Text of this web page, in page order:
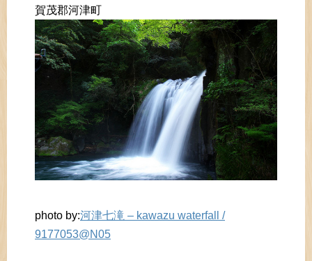
賀茂郡河津町
photo by:河津七滝 – kawazu waterfall /
9177053@N05